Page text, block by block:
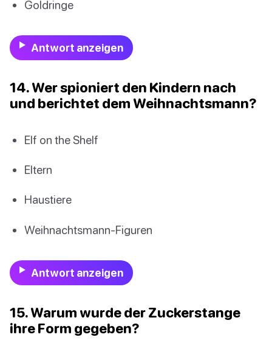
Goldringe
Antwort anzeigen
14. Wer spioniert den Kindern nach
und berichtet dem Weihnachtsmann?
Elf on the Shelf
Eltern
Haustiere
Weihnachtsmann-Figuren
Antwort anzeigen
15. Warum wurde der Zuckerstange
ihre Form gegeben?